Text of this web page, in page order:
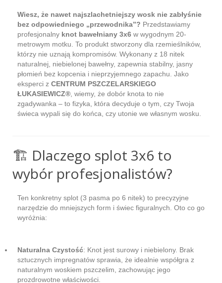
Wiesz, że nawet najszlachetniejszy wosk nie zabłyśnie
bez odpowiedniego „przewodnika”? Przedstawiamy
profesjonalny knot bawełniany 3x6 w wygodnym 20-
metrowym motku. To produkt stworzony dla rzemieślników,
którzy nie uznają kompromisów. Wykonany z 18 nitek
naturalnej, niebielonej bawełny, zapewnia stabilny, jasny
płomień bez kopcenia i nieprzyjemnego zapachu. Jako
eksperci z CENTRUM PSZCZELARSKIEGO
ŁUKASIEWICZ® , wiemy, że dobór knota to nie
zgadywanka – to fizyka, która decyduje o tym, czy Twoja
świeca wypali się do końca, czy utonie we własnym wosku.
🏗️ Dlaczego splot 3x6 to
wybór profesjonalistów?
Ten konkretny splot (3 pasma po 6 nitek) to precyzyjne
narzędzie do mniejszych form i świec figuralnych. Oto co go
wyróżnia:
Naturalna Czystość: Knot jest surowy i niebielony. Brak
sztucznych impregnatów sprawia, że idealnie współgra z
naturalnym woskiem pszczelim, zachowując jego
prozdrowotne właściwości.